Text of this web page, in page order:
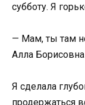
субботу. Я
— Мам, ты там
Алла
Я сделала
продержаться